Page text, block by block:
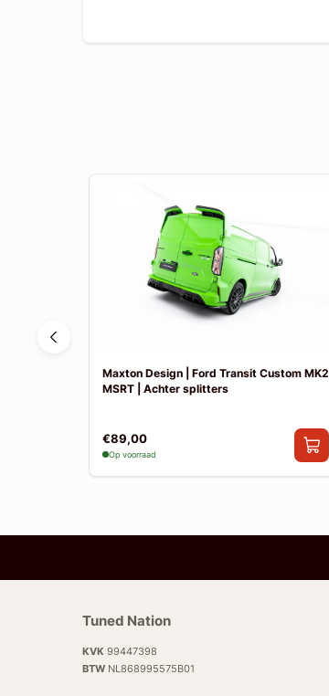
Maxton Design | Ford Transit Custom MK2
MSRT | Achter splitters
€89,00
Op voorraad
Tuned Nation
KVK 99447398
BTWNL868995575B01